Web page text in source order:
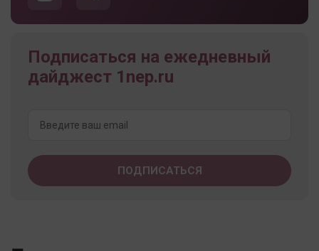
Подписаться на ежедневный
дайджест 1nep.ru